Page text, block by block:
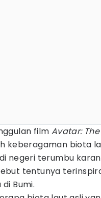
film Avatar:
keberagaman biota
negeri terumbu
tentunya
Bumi.